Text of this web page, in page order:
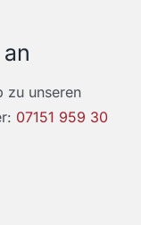
zu unseren
07151 959 30